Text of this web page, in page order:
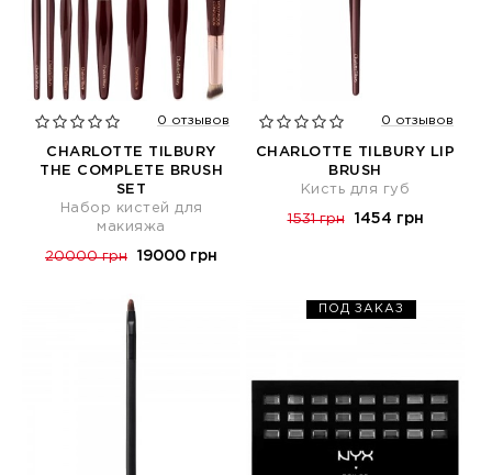
0 отзывов
CHARLOTTE TILBURY
THE COMPLETE BRUSH
SET
Набор кистей для
макияжа
20000 грн 19000 грн
0 отзывов
CHARLOTTE TILBURY LIP
BRUSH
Кисть для губ
1531 грн 1454 грн
ПОД ЗАКАЗ